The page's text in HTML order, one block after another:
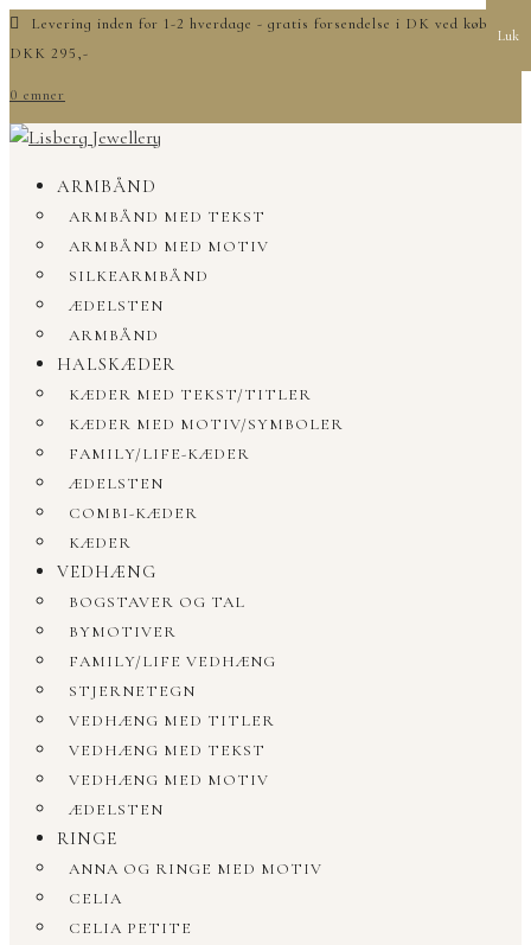
Levering inden for 1-2 hverdage - gratis forsendelse i DK ved køb over
DKK 295,-
0 emner
ARMBÅND
ARMBÅND MED TEKST
ARMBÅND MED MOTIV
SILKEARMBÅND
ÆDELSTEN
ARMBÅND
HALSKÆDER
KÆDER MED TEKST/TITLER
KÆDER MED MOTIV/SYMBOLER
FAMILY/LIFE-KÆDER
ÆDELSTEN
COMBI-KÆDER
KÆDER
VEDHÆNG
BOGSTAVER OG TAL
BYMOTIVER
FAMILY/LIFE VEDHÆNG
STJERNETEGN
VEDHÆNG MED TITLER
VEDHÆNG MED TEKST
VEDHÆNG MED MOTIV
ÆDELSTEN
RINGE
ANNA OG RINGE MED MOTIV
CELIA
CELIA PETITE
Luk